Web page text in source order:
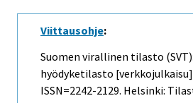
Viittausohje:
Suomen virallinen tilasto
hyödyketilasto
ISSN=2242-2129. Helsinki: